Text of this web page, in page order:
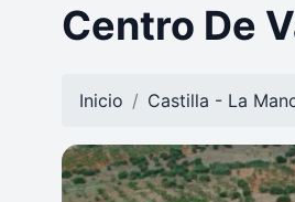
Centro De
Inicio Castilla - La